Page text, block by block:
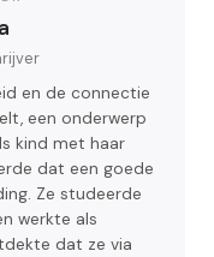
en de connectie
een onderwerp
kind met haar
dat een goede
Ze studeerde
werkte als
dat ze via